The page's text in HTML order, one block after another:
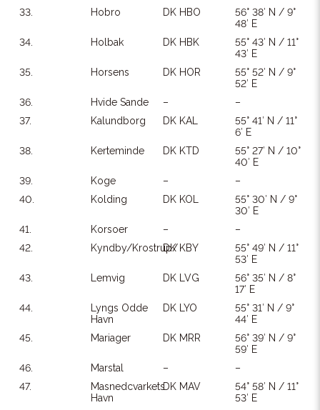
33.
Hobro DK HBO
56° 38′ N / 9°
48′ E
34.
Holbak DK HBK
55° 43′ N / 11°
43′ E
35.
Horsens DK HOR
55° 52′ N / 9°
52′ E
36.
Hvide Sande –
–
37.
Kalundborg DK KAL
55° 41′ N / 11°
6′ E
38.
Kerteminde DK KTD
55° 27′ N / 10°
40′ E
39.
Koge –
–
40.
Kolding DK KOL
55° 30′ N / 9°
30′ E
41.
Korsoer –
–
42.
Kyndby/Krostrup/DK KBY
55° 49′ N / 11°
53′ E
43.
Lemvig DK LVG
56° 35′ N / 8°
17′ E
44.
Lyngs Odde
Havn
DK LYO
55° 31′ N / 9°
44′ E
45.
Mariager DK MRR
56° 39′ N / 9°
59′ E
46.
Marstal –
–
47.
Masnedcvarkets
Havn
DK MAV
54° 58′ N / 11°
53′ E